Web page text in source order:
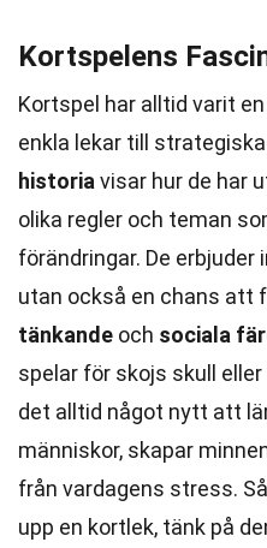
Kortspelens
Kortspel har alltid varit
enkla lekar till
historia visar hur de har
olika regler och teman
förändringar. De erbjuder
utan också en chans att
tänkande och sociala
spelar för skojs skull
det alltid något nytt att
människor, skapar
från vardagens stress.
upp en kortlek, tänk på